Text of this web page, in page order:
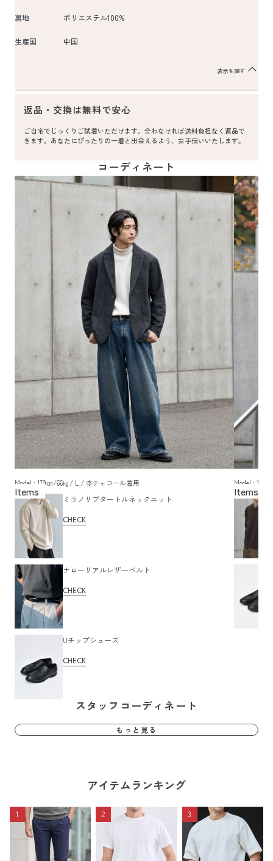
裏地 ポリエステル100%
生産国 中国
表示を隠す
返品・交換は無料で安心
ご自宅でじっくりご試着いただけます。合わなければ送料負担なく返品で
きます。あなたにぴったりの一着と出会えるよう、お手伝いいたします。
コーディネート
Model : 179㎝/66㎏/ L / 杢チャコール着用
ミラノリブタートルネックニット
CHECK
ナローリアルレザーベルト
CHECK
Uチップシューズ
CHECK
Model : 179
スタッフコーディネート
もっと見る
アイテムランキング
1 2 3